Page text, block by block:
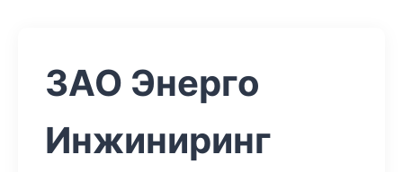
ЗАО Энерго
Инжиниринг